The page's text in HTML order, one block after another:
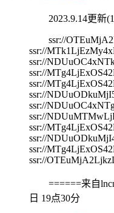
2023.9.14更新
ssr://
ssr://
ssr://
ssr://
ssr://
ssr://
ssr://
ssr://
ssr://
ssr://
ssr://
ssr://
======来自
日 19点30分